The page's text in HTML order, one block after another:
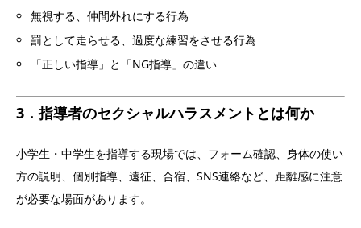
無視する、仲間外れにする行為
罰として走らせる、過度な練習をさせる行為
「正しい指導」と「NG指導」の違い
3．指導者のセクシャルハラスメントとは何か
小学生・中学生を指導する現場では、フォーム確認、身体の使い
方の説明、個別指導、遠征、合宿、SNS連絡など、距離感に注意
が必要な場面があります。